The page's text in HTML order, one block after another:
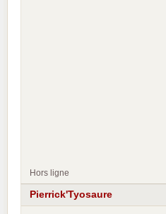
Hors ligne
Pierrick'Tyosaure